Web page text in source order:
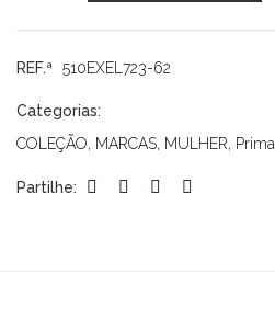
SURKANA
REF.ª 510EXEL723-62
Categorias:
COLEÇÃO, MARCAS, MULHER,
Partilhe: